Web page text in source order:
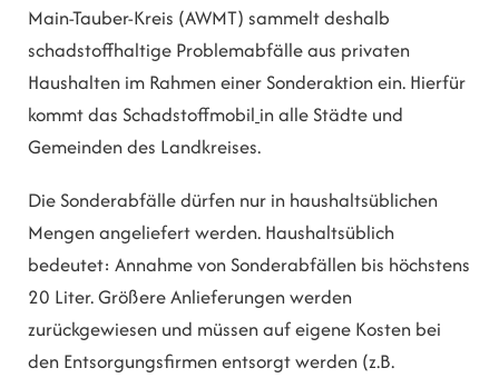
Main-Tauber-Kreis (AWMT) sammelt deshalb
schadstoffhaltige Problemabfälle aus privaten
Haushalten im Rahmen einer Sonderaktion ein. Hierfür
kommt das Schadstoffmobil in alle Städte und
Gemeinden des Landkreises.
Die Sonderabfälle dürfen nur in haushaltsüblichen
Mengen angeliefert werden. Haushaltsüblich
bedeutet: Annahme von Sonderabfällen bis höchstens
20 Liter. Größere Anlieferungen werden
zurückgewiesen und müssen auf eigene Kosten bei
den Entsorgungsfirmen entsorgt werden (z.B.